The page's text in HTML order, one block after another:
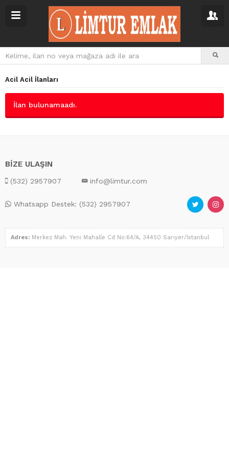
Acil Acil İlanları
İlan bulunamaadı.
BİZE ULAŞIN
(532) 2957907 info@limtur.com
Whatsapp Destek: (532) 2957907
Adres: Merkez Mah. Yeni Mahalle Cd No:64/A, 34450 Sarıyer/İstanbul